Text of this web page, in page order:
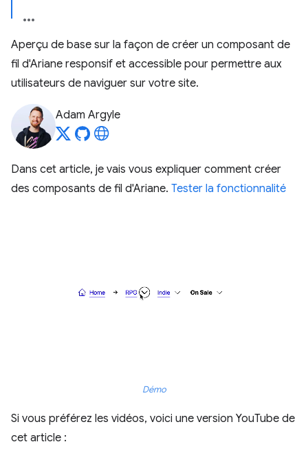
Aperçu de base sur la façon de créer un composant de
fil d'Ariane responsif et accessible pour permettre aux
utilisateurs de naviguer sur votre site.
Adam Argyle
Dans cet article, je vais vous expliquer comment créer
des composants de fil d'Ariane. Tester la fonctionnalité
Démo
Si vous préférez les vidéos, voici une version YouTube de
cet article :